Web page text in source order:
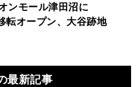
ンモール津田沼に
転オープン、大谷跡地
最新記事